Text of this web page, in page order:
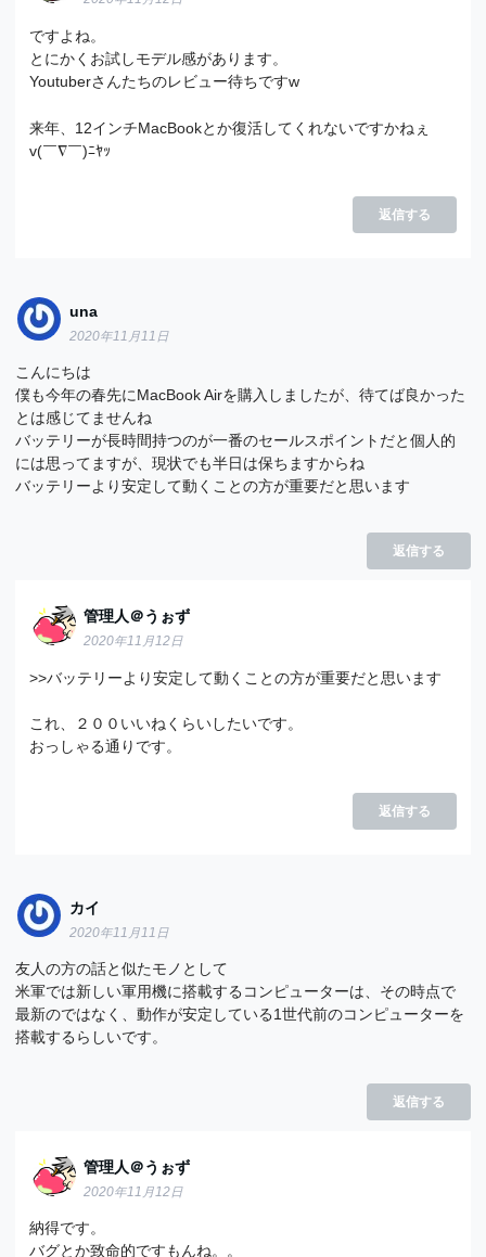
ですよね。
とにかくお試しモデル感があります。
Youtuberさんたちのレビュー待ちですw
来年、12インチMacBookとか復活してくれないですかねぇ
v(￣∇￣)ﾆﾔｯ
返信する
una
2020年11月11日
こんにちは
僕も今年の春先にMacBook Airを購入しましたが、待てば良かった
とは感じてませんね
バッテリーが長時間持つのが一番のセールスポイントだと個人的
には思ってますが、現状でも半日は保ちますからね
バッテリーより安定して動くことの方が重要だと思います
返信する
管理人＠うぉず
2020年11月12日
>>バッテリーより安定して動くことの方が重要だと思います
これ、２００いいねくらいしたいです。
おっしゃる通りです。
返信する
カイ
2020年11月11日
友人の方の話と似たモノとして
米軍では新しい軍用機に搭載するコンピューターは、その時点で
最新のではなく、動作が安定している1世代前のコンピューターを
搭載するらしいです。
返信する
管理人＠うぉず
2020年11月12日
納得です。
バグとか致命的ですもんね。。